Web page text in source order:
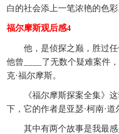
白的社会添上一笔浓艳的色彩
福尔摩斯观后感4
他，是侦探之巅，胜过
他曾____了无数个疑难案件
克·福尔摩斯。
《福尔摩斯探案全集》
下，它的作者是亚瑟·柯南·道
其中有两个故事是我最